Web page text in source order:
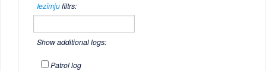
Iezīmjufiltrs:
Show additional logs:
Patrol log